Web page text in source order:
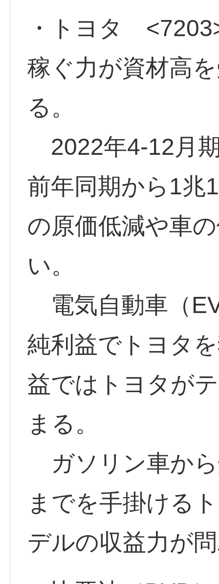
・トヨタ
稼ぐ力が資材高
る。
2022年4-12月
前年同期から1兆
の原価低減や車
い。
電気自動車（
純利益でトヨタ
益ではトヨタが
まる。
ガソリン車か
までを手掛ける
デルの収益力が